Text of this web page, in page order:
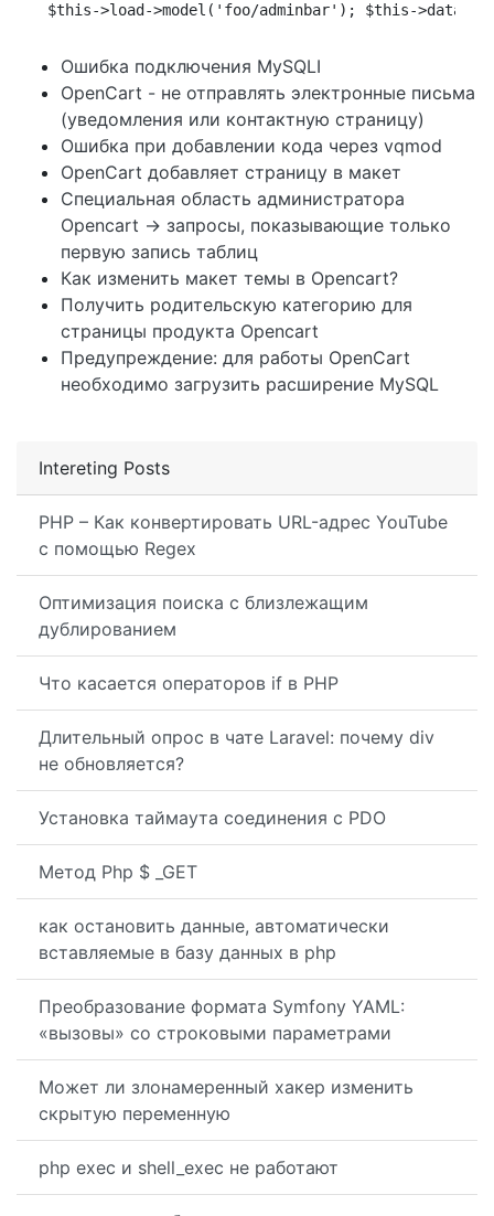
Intereting Posts
PHP – Как конвертировать URL-адрес YouTube
с помощью Regex
Оптимизация поиска с близлежащим
дублированием
Что касается операторов if в PHP
Длительный опрос в чате Laravel: почему div
не обновляется?
Установка таймаута соединения с PDO
Метод Php $ _GET
как остановить данные, автоматически
вставляемые в базу данных в php
Преобразование формата Symfony YAML:
«вызовы» со строковыми параметрами
Может ли злонамеренный хакер изменить
скрытую переменную
php exec и shell_exec не работают
$this->load->model('foo/adminbar'); $this-
Ошибка подключения MySQLI
OpenCart - не отправлять электронные письма
(уведомления или контактную страницу)
Ошибка при добавлении кода через vqmod
OpenCart добавляет страницу в макет
Специальная область администратора
Opencart -> запросы, показывающие только
первую запись таблиц
Как изменить макет темы в Opencart?
Получить родительскую категорию для
страницы продукта Opencart
Предупреждение: для работы OpenCart
необходимо загрузить расширение MySQL